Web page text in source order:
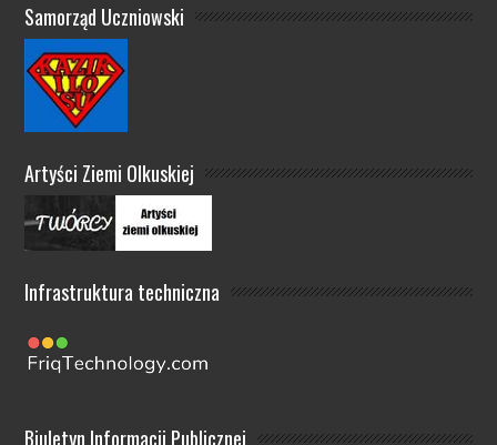
Samorząd Uczniowski
Artyści Ziemi Olkuskiej
Infrastruktura techniczna
Biuletyn Informacji Publicznej